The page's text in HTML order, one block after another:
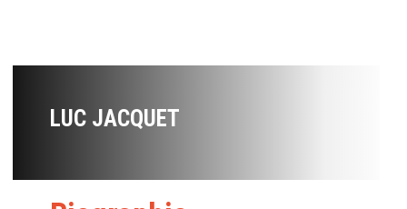
LUC JACQUET